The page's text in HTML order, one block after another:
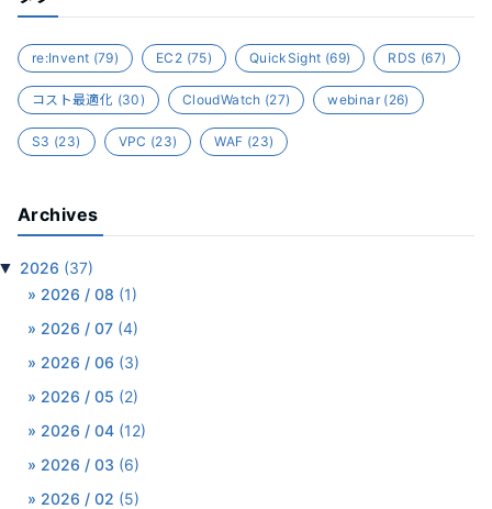
re:Invent (79) EC2 (75) QuickSight (69) RDS (67)
コスト最適化 (30) CloudWatch (27) webinar(26)
S3 (23) VPC (23) WAF (23)
Archives
2026 (37)
2026 / 08 (1)
2026 / 07 (4)
2026 / 06 (3)
2026 / 05 (2)
2026 / 04 (12)
2026 / 03 (6)
2026 / 02 (5)